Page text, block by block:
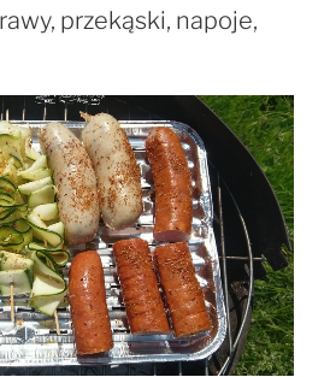
przekąski, napoje,